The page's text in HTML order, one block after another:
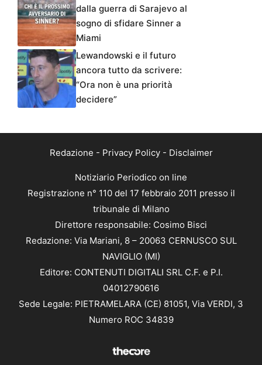
dalla guerra di Sarajevo al
sogno di sfidare Sinner a
Miami
Lewandowski e il futuro
ancora tutto da scrivere:
“Ora non è una priorità
decidere”
Redazione - Privacy Policy- Disclaimer
Notiziario Periodico on line
Registrazione n° 110 del 17 febbraio 2011 presso il
tribunale di Milano
Direttore responsabile: Cosimo Bisci
Redazione: Via Mariani, 8 – 20063 CERNUSCO SUL
NAVIGLIO (MI)
Editore: CONTENUTI DIGITALI SRL C.F. e P.I.
04012790616
Sede Legale: PIETRAMELARA (CE) 81051, Via VERDI, 3
Numero ROC 34839